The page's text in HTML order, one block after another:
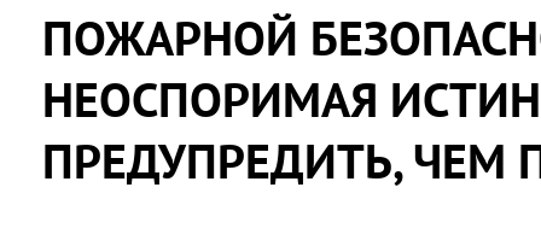
ПОЖАРНОЙ
НЕОСПОРИМАЯ
ПРЕДУПРЕДИТЬ, ЧЕМ